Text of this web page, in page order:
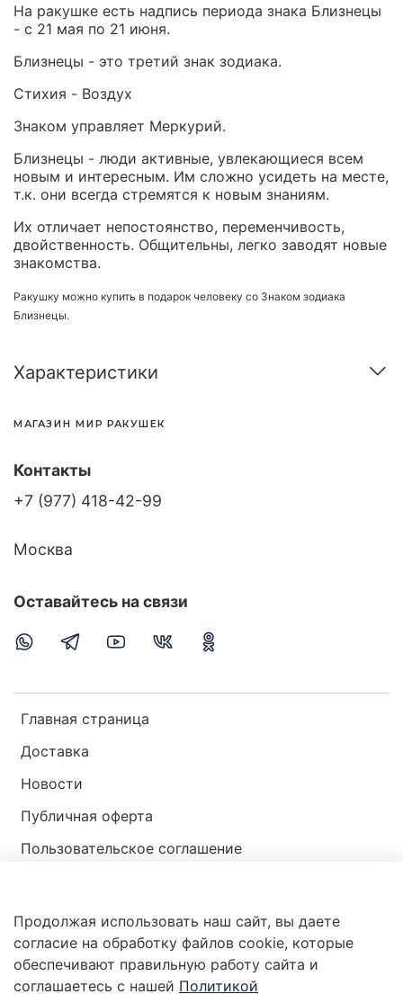
На ракушке есть надпись периода знака Близнецы
- с 21 мая по 21 июня.
Близнецы - это третий знак зодиака.
Стихия - Воздух
Знаком управляет Меркурий.
Близнецы - люди активные, увлекающиеся всем
новым и интересным. Им сложно усидеть на месте,
т.к. они всегда стремятся к новым знаниям.
Их отличает непостоянство, переменчивость,
двойственность. Общительны, легко заводят новые
знакомства.
Ракушку можно купить в подарок человеку со Знаком зодиака
Близнецы.
Характеристики
МАГАЗИН МИР РАКУШЕК
Главная страница
Доставка
Новости
Публичная оферта
Пользовательское соглашение
Контакты
+7 (977) 418-42-99
Москва
Оставайтесь на связи
Магазин мир ракушек
Продолжая использовать наш сайт, вы даете
согласие на обработку файлов cookie, которые
обеспечивают правильную работу сайта и
соглашаетесь с нашей Политикой